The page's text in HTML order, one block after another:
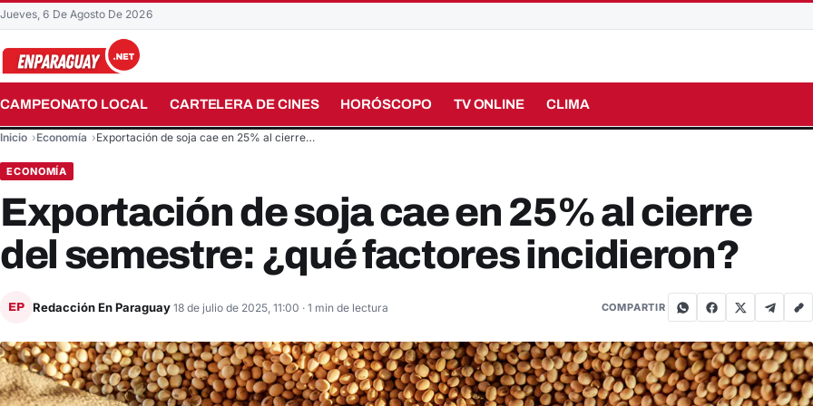
Jueves, 6 De Agosto De 2026
CAMPEONATO LOCAL CARTELERA DE CINES HORÓSCOPO TV ONLINE CLIMA
Buscar en el sitio
Inicio Economía Exportación de soja cae en 25% al cierre…
ECONOMÍA
Exportación de soja cae en 25% al cierre
del semestre: ¿qué factores incidieron?
EP Redacción En Paraguay 18 de julio de 2025, 11:00 · 1 min de lectura COMPARTIR